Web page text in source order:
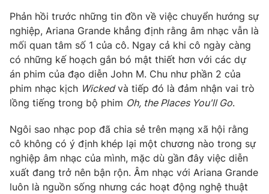
Học trực tuyến
Hitech Công nghệ tương lai
Sản phẩm
Thị trường
Tư vấn
Giao lưu trực tuyến
Lịch phát sóng
Emagazine Podcast
Photo Infographic
Phản hồi trước những tin đồn về việc chuyển hướng sự
nghiệp, Ariana Grande khẳng định rằng âm nhạc vẫn là
mối quan tâm số 1 của cô. Ngay cả khi cô ngày càng
có những kế hoạch gắn bó mật thiết hơn với các dự
án phim của đạo diễn John M. Chu như phần 2 của
phim nhạc kịch Wickedvà tiếp đó là đảm nhận vai trò
lồng tiếng trong bộ phim Oh, the Places You'll Go.
Ngôi sao nhạc pop đã chia sẻ trên mạng xã hội rằng
cô không có ý định khép lại một chương nào trong sự
nghiệp âm nhạc của mình, mặc dù gần đây việc diễn
xuất đang trở nên bận rộn. Âm nhạc với Ariana Grande
luôn là nguồn sống nhưng các hoạt động nghệ thuật